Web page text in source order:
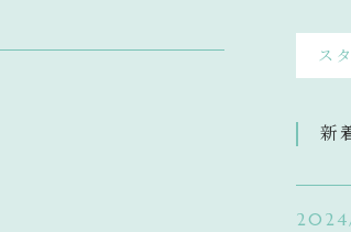
ス
新